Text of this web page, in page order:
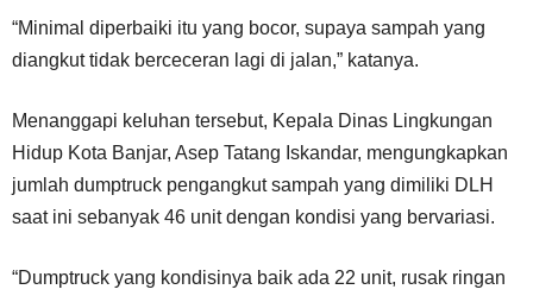
“Minimal diperbaiki itu yang bocor, supaya sampah yang
diangkut tidak berceceran lagi di jalan,” katanya.
Menanggapi keluhan tersebut, Kepala Dinas Lingkungan
Hidup Kota Banjar, Asep Tatang Iskandar, mengungkapkan
jumlah dumptruck pengangkut sampah yang dimiliki DLH
saat ini sebanyak 46 unit dengan kondisi yang bervariasi.
“Dumptruck yang kondisinya baik ada 22 unit, rusak ringan